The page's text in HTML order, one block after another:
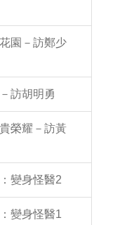
園－訪鄭少
訪胡明勇
榮耀－訪黃
變身怪醫2
變身怪醫1